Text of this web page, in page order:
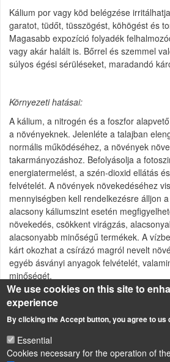
Kálium por vagy köd belégzése
garatot, tüdőt, tüsszögést, köhögést és
Magasabb expozíció folyadék
vagy akár halált is. Bőrrel és szemmel
súlyos égési sérüléseket, maradandó
Környezeti hatásai:
A kálium, a nitrogén és a foszfor
a növényeknek. Jelenléte a talajban
normális működéséhez, a növények
takarmányozáshoz. Befolyásolja a
energiatermelést, a szén-dioxid ellátás
felvételét. A növények növekedéséhez
mennyiségben kell rendelkezésre álljon
alacsony káliumszint esetén
növekedés, csökkent virágzás,
alacsonyabb minőségű termékek. A
kárt okozhat a csírázó magról nevelt
egyéb ásványi anyagok felvételét,
minőségét.
Source of description
http://www.lenntech.com/periodic/
We use cookies on this site to
experience
By clicking the Accept button, you agree to us
Essential
Cookies necessary for the operation of